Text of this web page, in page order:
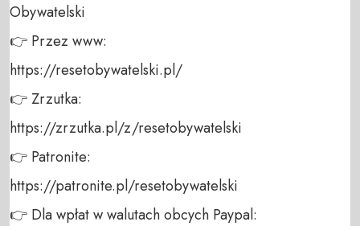
Obywatelski
👉 Przez www:
https://resetobywatelski.pl/
👉 Zrzutka:
https://zrzutka.pl/z/resetobywatelski
👉 Patronite:
https://patronite.pl/resetobywatelski
👉 Dla wpłat w walutach obcych Paypal: